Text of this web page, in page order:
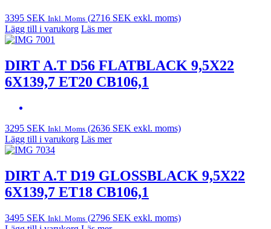
3395 SEK Inkl. Moms (2716 SEK exkl. moms)
Lägg till i varukorg Läs mer
DIRT A.T D56 FLATBLACK 9,5X22
6X139,7 ET20 CB106,1
3295 SEK Inkl. Moms (2636 SEK exkl. moms)
Lägg till i varukorg Läs mer
DIRT A.T D19 GLOSSBLACK 9,5X22
6X139,7 ET18 CB106,1
3495 SEK Inkl. Moms (2796 SEK exkl. moms)